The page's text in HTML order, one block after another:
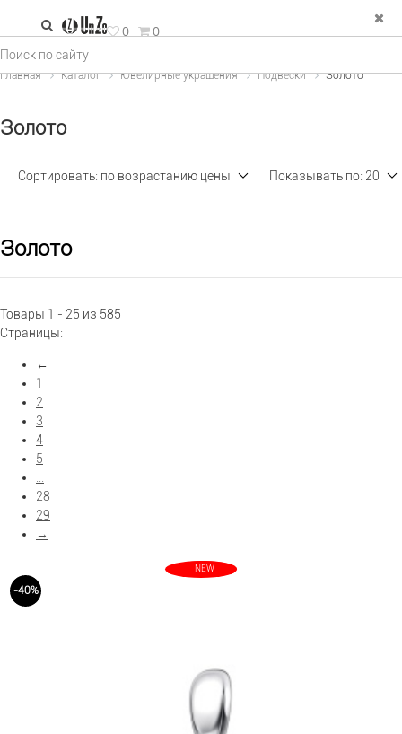
Украшения
и колье
0 0
Главная Каталог Ювелирные украшения Подвески Золото
Золото
Сортировать: по возрастанию цены Показывать по: 20
Золото
Товары 1 - 25 из 585
Страницы:
←
1
2
3
4
5
...
28
29
→
-40%
NEW